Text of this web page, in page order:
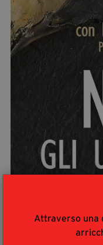
Attraverso una